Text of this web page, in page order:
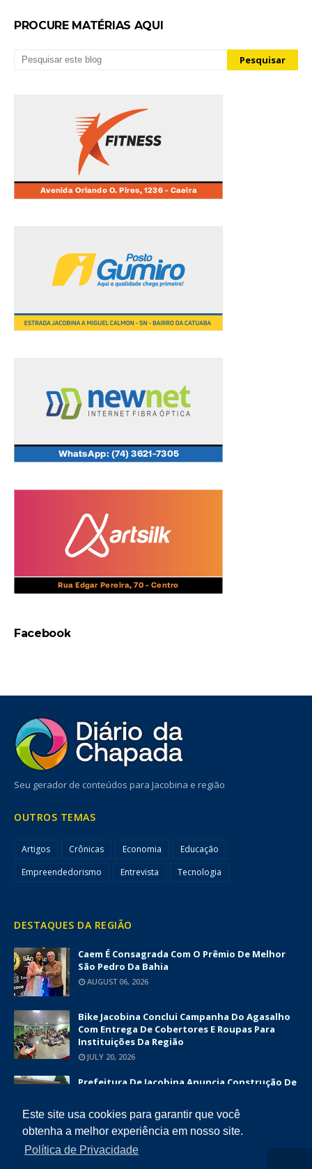
Este site usa cookies para garantir que você
obtenha a melhor experiência em nosso site.
Política de Privacidade
PROCURE MATÉRIAS AQUI
Facebook
Seu gerador de conteúdos para Jacobina e região
OUTROS TEMAS
Artigos Crônicas Economia
Educação
Empreendedorismo
Entrevista Tecnologia
DESTAQUES DA REGIÃO
Caem É Consagrada Com O Prêmio De Melhor
São Pedro Da Bahia
AUGUST 06, 2026
Bike Jacobina Conclui Campanha Do Agasalho
Com Entrega De Cobertores E Roupas Para
Instituições Da Região
JULY 20, 2026
Prefeitura De Jacobina Anuncia Construção De
JUNE 12, 2026